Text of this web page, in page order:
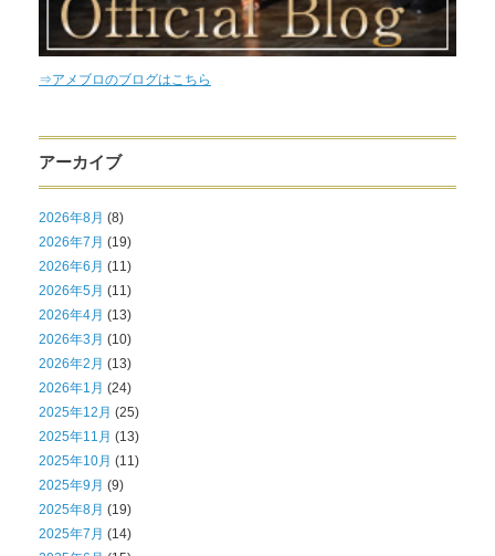
⇒アメブロのブログはこちら
アーカイブ
2026年8月 (8)
2026年7月 (19)
2026年6月 (11)
2026年5月 (11)
2026年4月 (13)
2026年3月 (10)
2026年2月 (13)
2026年1月 (24)
2025年12月 (25)
2025年11月 (13)
2025年10月 (11)
2025年9月 (9)
2025年8月 (19)
2025年7月 (14)